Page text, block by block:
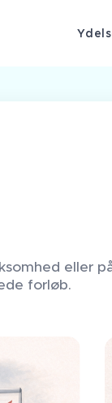
eller
forløb.